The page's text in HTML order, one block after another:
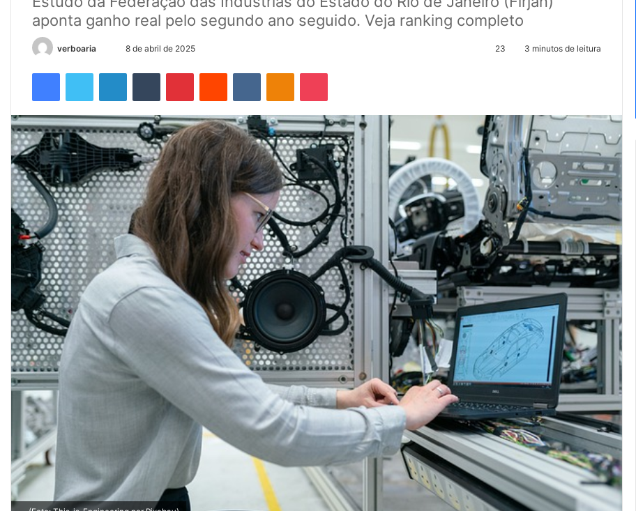
aponta ganho real pelo segundo ano seguido. Veja ranking completo
verboaria
Mande8 de abril de 2025 23 3 minutos de leitura
FacebookTwitter LinkedinTumblr PinterestReddit VK OK Pocket